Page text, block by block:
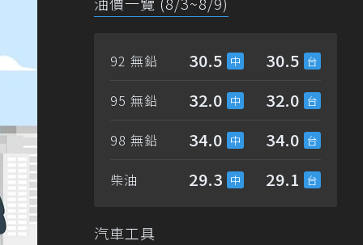
92 無鉛 30.5 30.5
95 無鉛 32.0 32.0
98 無鉛 34.0 34.0
柴油 29.3 29.1
汽車工具